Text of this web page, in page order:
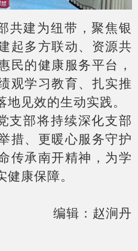
共建为纽带，聚焦银
起多方联动、资源共
民的健康服务平台，
观学习教育、扎实推
见效的生动实践。
部将持续深化支部
措、更暖心服务守护
传承南开精神，为学
康保障。
编辑：赵涧丹